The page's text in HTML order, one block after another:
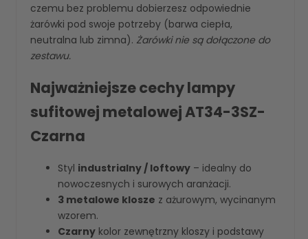
czemu bez problemu dobierzesz odpowiednie
żarówki pod swoje potrzeby (barwa ciepła,
neutralna lub zimna). Żarówki nie są dołączone do
zestawu.
Najważniejsze cechy lampy
sufitowej metalowej AT34-3SZ-
Czarna
Styl industrialny / loftowy – idealny do
nowoczesnych i surowych aranżacji.
3 metalowe klosze z ażurowym, wycinanym
wzorem.
Czarny kolor zewnętrzny kloszy i podstawy